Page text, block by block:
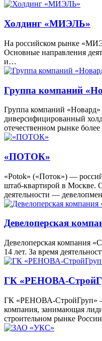
Холдинг «МИЭЛЬ»
На российском рынке
Основные направления
и…
Группа компаний
Группа компаний «Новард»
диверсифицированный
отечественном рынке
«ПОТОК»
«Potok» («Поток») —
штаб-квартирой в Москве.
деятельности —
Девелоперская
Девелоперская компания
14 лет. За время
ГК «РЕНОВА-
ГК «РЕНОВА-СтройГруп»
компания, занимающая
строительном рынке